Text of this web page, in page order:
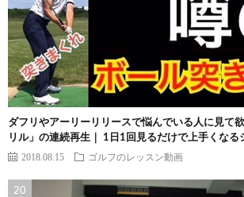
ダフリやアーリーリリースで悩んでいる人に見て
リル」の連続再生｜ 1日1回見るだけで上手くなる
2018.08.15 ゴルフのレッスン動画